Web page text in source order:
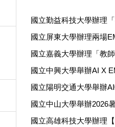
國立勤益科技大學辦理
國立屏東大學辦理兩場
國立嘉義大學辦理「教
國立中興大學舉辦AI X
國立陽明交通大學舉辦
國立中山大學舉辦2026
國立高雄科技大學辦理